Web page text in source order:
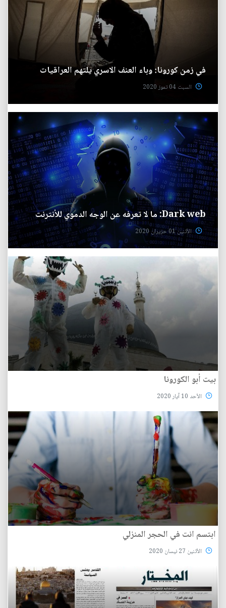
في زمن كورونا: وباء العنف الاسري يلتهم العراقيات
السبت 04 تموز 2020
Dark web: ما لا تعرفه عن الوجه الدموي للأنترنت
الأثنين 01 حزيران 2020
بيت أبو الكورونا
الأحد 10 آيار 2020
ابتسم انت في الحجر المنزلي
الأثنين 27 نيسان 2020